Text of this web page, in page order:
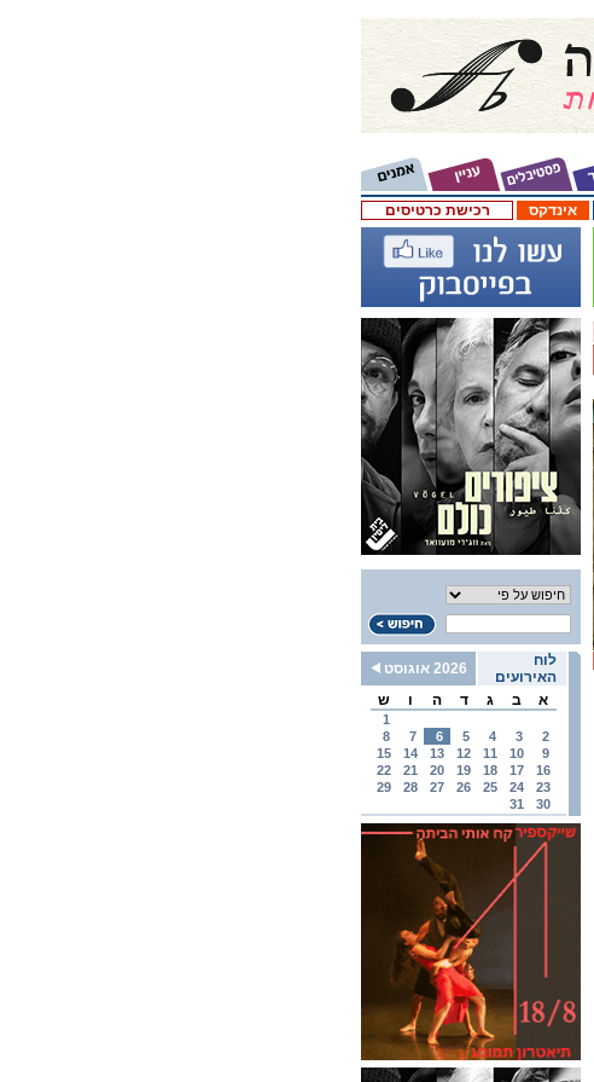
רכישת כרטיסים אינדקס
לוח
האירועים
2026 אוגוסט
א
ב ג ד ה ו ש
1
2
3
4
5
6
7
8
9
10
11
12
13
14
15
16
17
18
19
20
21
22
23
24
25
26
27
28
29
30
31